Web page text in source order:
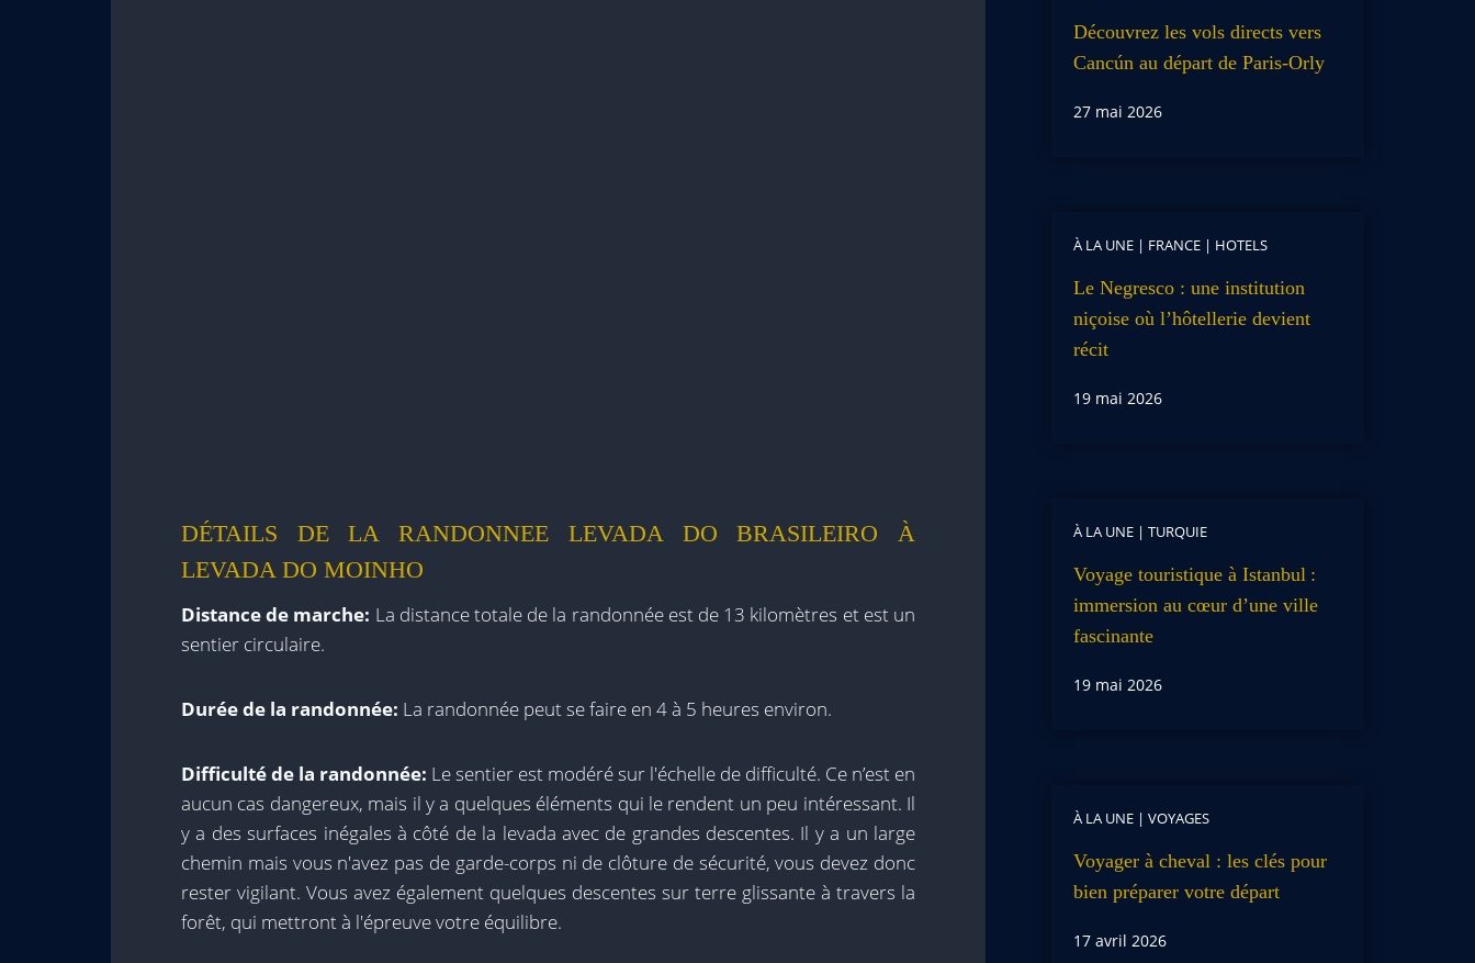
DÉTAILS DE LA RANDONNEE LEVADA DO BRASILEIRO À
LEVADA DO MOINHO
Distance de marche: La distance totale de la randonnée est de 13 kilomètres et est un
sentier circulaire.
Durée de la randonnée: La randonnée peut se faire en 4 à 5 heures environ.
Difficulté de la randonnée: Le sentier est modéré sur l'échelle de difficulté. Ce n’est en
aucun cas dangereux, mais il y a quelques éléments qui le rendent un peu intéressant. Il
y a des surfaces inégales à côté de la levada avec de grandes descentes. Il y a un large
chemin mais vous n'avez pas de garde-corps ni de clôture de sécurité, vous devez donc
rester vigilant. Vous avez également quelques descentes sur terre glissante à travers la
forêt, qui mettront à l'épreuve votre équilibre.
Découvrez les vols directs vers
Cancún au départ de Paris-Orly
27 mai 2026
À LA UNE| FRANCE| HOTELS
Le Negresco : une institution
niçoise où l’hôtellerie devient
récit
19 mai 2026
À LA UNE| TURQUIE
Voyage touristique à Istanbul :
immersion au cœur d’une ville
fascinante
19 mai 2026
À LA UNE| VOYAGES
Voyager à cheval : les clés pour
bien préparer votre départ
17 avril 2026